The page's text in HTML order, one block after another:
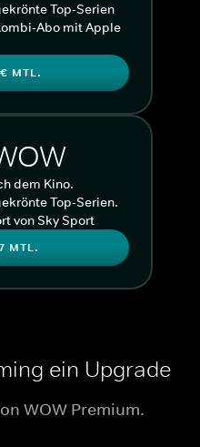
Top-Serien
Abo mit Apple
MTL.
dem Kino.
Top-Serien.
von Sky Sport
MTL.
ein Upgrade
WOW Premium.